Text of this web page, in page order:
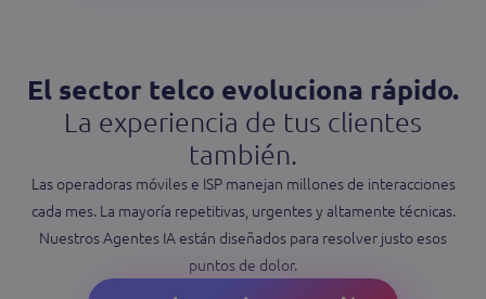
El sector telco evoluciona rápido.
La experiencia de tus clientes
también.
Las operadoras móviles e ISP manejan millones de interacciones
cada mes. La mayoría repetitivas, urgentes y altamente técnicas.
Nuestros Agentes IA están diseñados para resolver justo esos
puntos de dolor.